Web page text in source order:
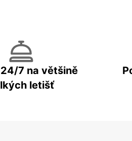
7 na většině
letišť